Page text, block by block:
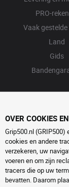
PRO-
Vaak
Land
Gids
OVER COOKIES
Grip500.nl
cookies en andere
verzekeren, uw
voeren en om zijn
tracers die op uw
bevatten. Daarom